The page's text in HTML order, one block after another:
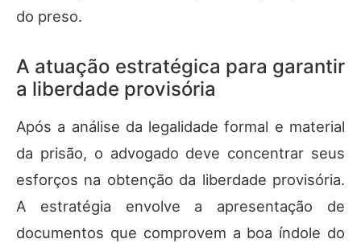
do preso.
A atuação estratégica para garantir
a liberdade provisória
Após a análise da legalidade formal e material
da prisão, o advogado deve concentrar seus
esforços na obtenção da liberdade provisória.
A estratégia envolve a apresentação de
documentos que comprovem a boa índole do